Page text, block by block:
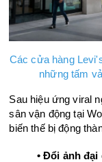
Các cửa hàng
những tấm
Sau hiệu ứng viral
sân vận động tại
biến thế bị động
󠁯•󠁏 Đổi ảnh đại